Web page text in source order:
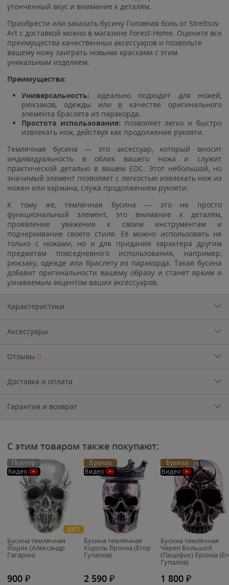
утончённый вкус и внимание к деталям.
Приобрести или заказать бусину Головная боль от Streltsov
Art с доставкой можно в магазине Forest-Home. Оцените все
преимущества качественных аксессуаров и позвольте
вашему ножу заиграть новыми красками с этим
уникальным изделием.
Преимущества:
Универсальность: идеально подходит для ножей,
рюкзаков, одежды или в качестве оригинального
элемента браслета из паракорда.
Простота использования: позволяет легко и быстро
извлекать нож, действуя как продолжение рукояти.
Темлячная бусина — это аксессуар, который вносит
индивидуальность в облик вашего ножа и служит
практической деталью в вашем EDC. Этот небольшой, но
значимый элемент позволяет с легкостью извлекать нож из
ножен или кармана, служа продолжением рукояти.
К тому же, темлячная бусина — это не просто
функциональный элемент, это внимание к деталям,
проявление уважения к своим инструментам и
подчеркивание своего стиля. Её можно использовать не
только с ножами, но и для придания характера другим
предметам повседневного использования, например,
рюкзаку, одежде или браслету из паракорда. Такая бусина
добавит оригинальности вашему образу и станет ярким и
узнаваемым акцентом ваших аксессуаров.
Характеристики
Аксессуары
Отзывы 0
Доставка и оплата
Гарантия и возврат
С этим товаром также покупают:
Пьютер
Видео
ХИТ!
Бусина темлячная
Йорик (Александр
Гагарин)
900 ₽
Бронза
Видео
Бусина темлячная
Король бронза (Егор
Гупалов)
2 590 ₽
Бронза
Видео
Бусина темлячная
Череп Большой
(Пацифик) бронза
Гупалов)
1 800 ₽